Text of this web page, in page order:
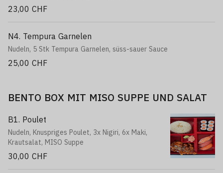
23,00 CHF
N4. Tempura Garnelen
Nudeln, 5 Stk Tempura Garnelen, süss-sauer Sauce
25,00 CHF
BENTO BOX MIT MISO SUPPE UND SALAT
B1. Poulet
Nudeln, Knuspriges Poulet, 3x Nigiri, 6x Maki,
Krautsalat, MISO Suppe
30,00 CHF